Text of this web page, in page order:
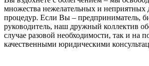
множества нежелательных и неприятных
процедур. Если Вы – предприниматель,
руководитель, наш дружный коллектив
случае разовой необходимости, так и на
качественными юридическими